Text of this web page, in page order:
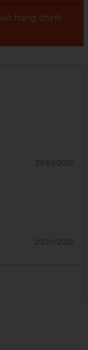
hàng chính
23/04/2025
23/01/2025